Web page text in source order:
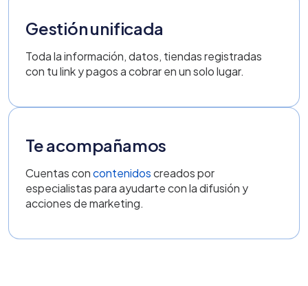
Gestión unificada
Toda la información, datos, tiendas registradas
con tu link y pagos a cobrar en un solo lugar.
Te acompañamos
Cuentas concontenidoscreados por
especialistas para ayudarte con la difusión y
acciones de marketing.